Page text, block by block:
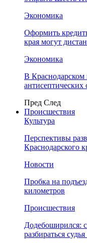
Экономика
Оформить
края могут
Экономика
В Краснодарском
антисептических
Пред След
Происшествия
Культура
Перспективы
Краснодарского
Новости
Пробка на
километров
Происшествия
Додебоширился:
разбираться